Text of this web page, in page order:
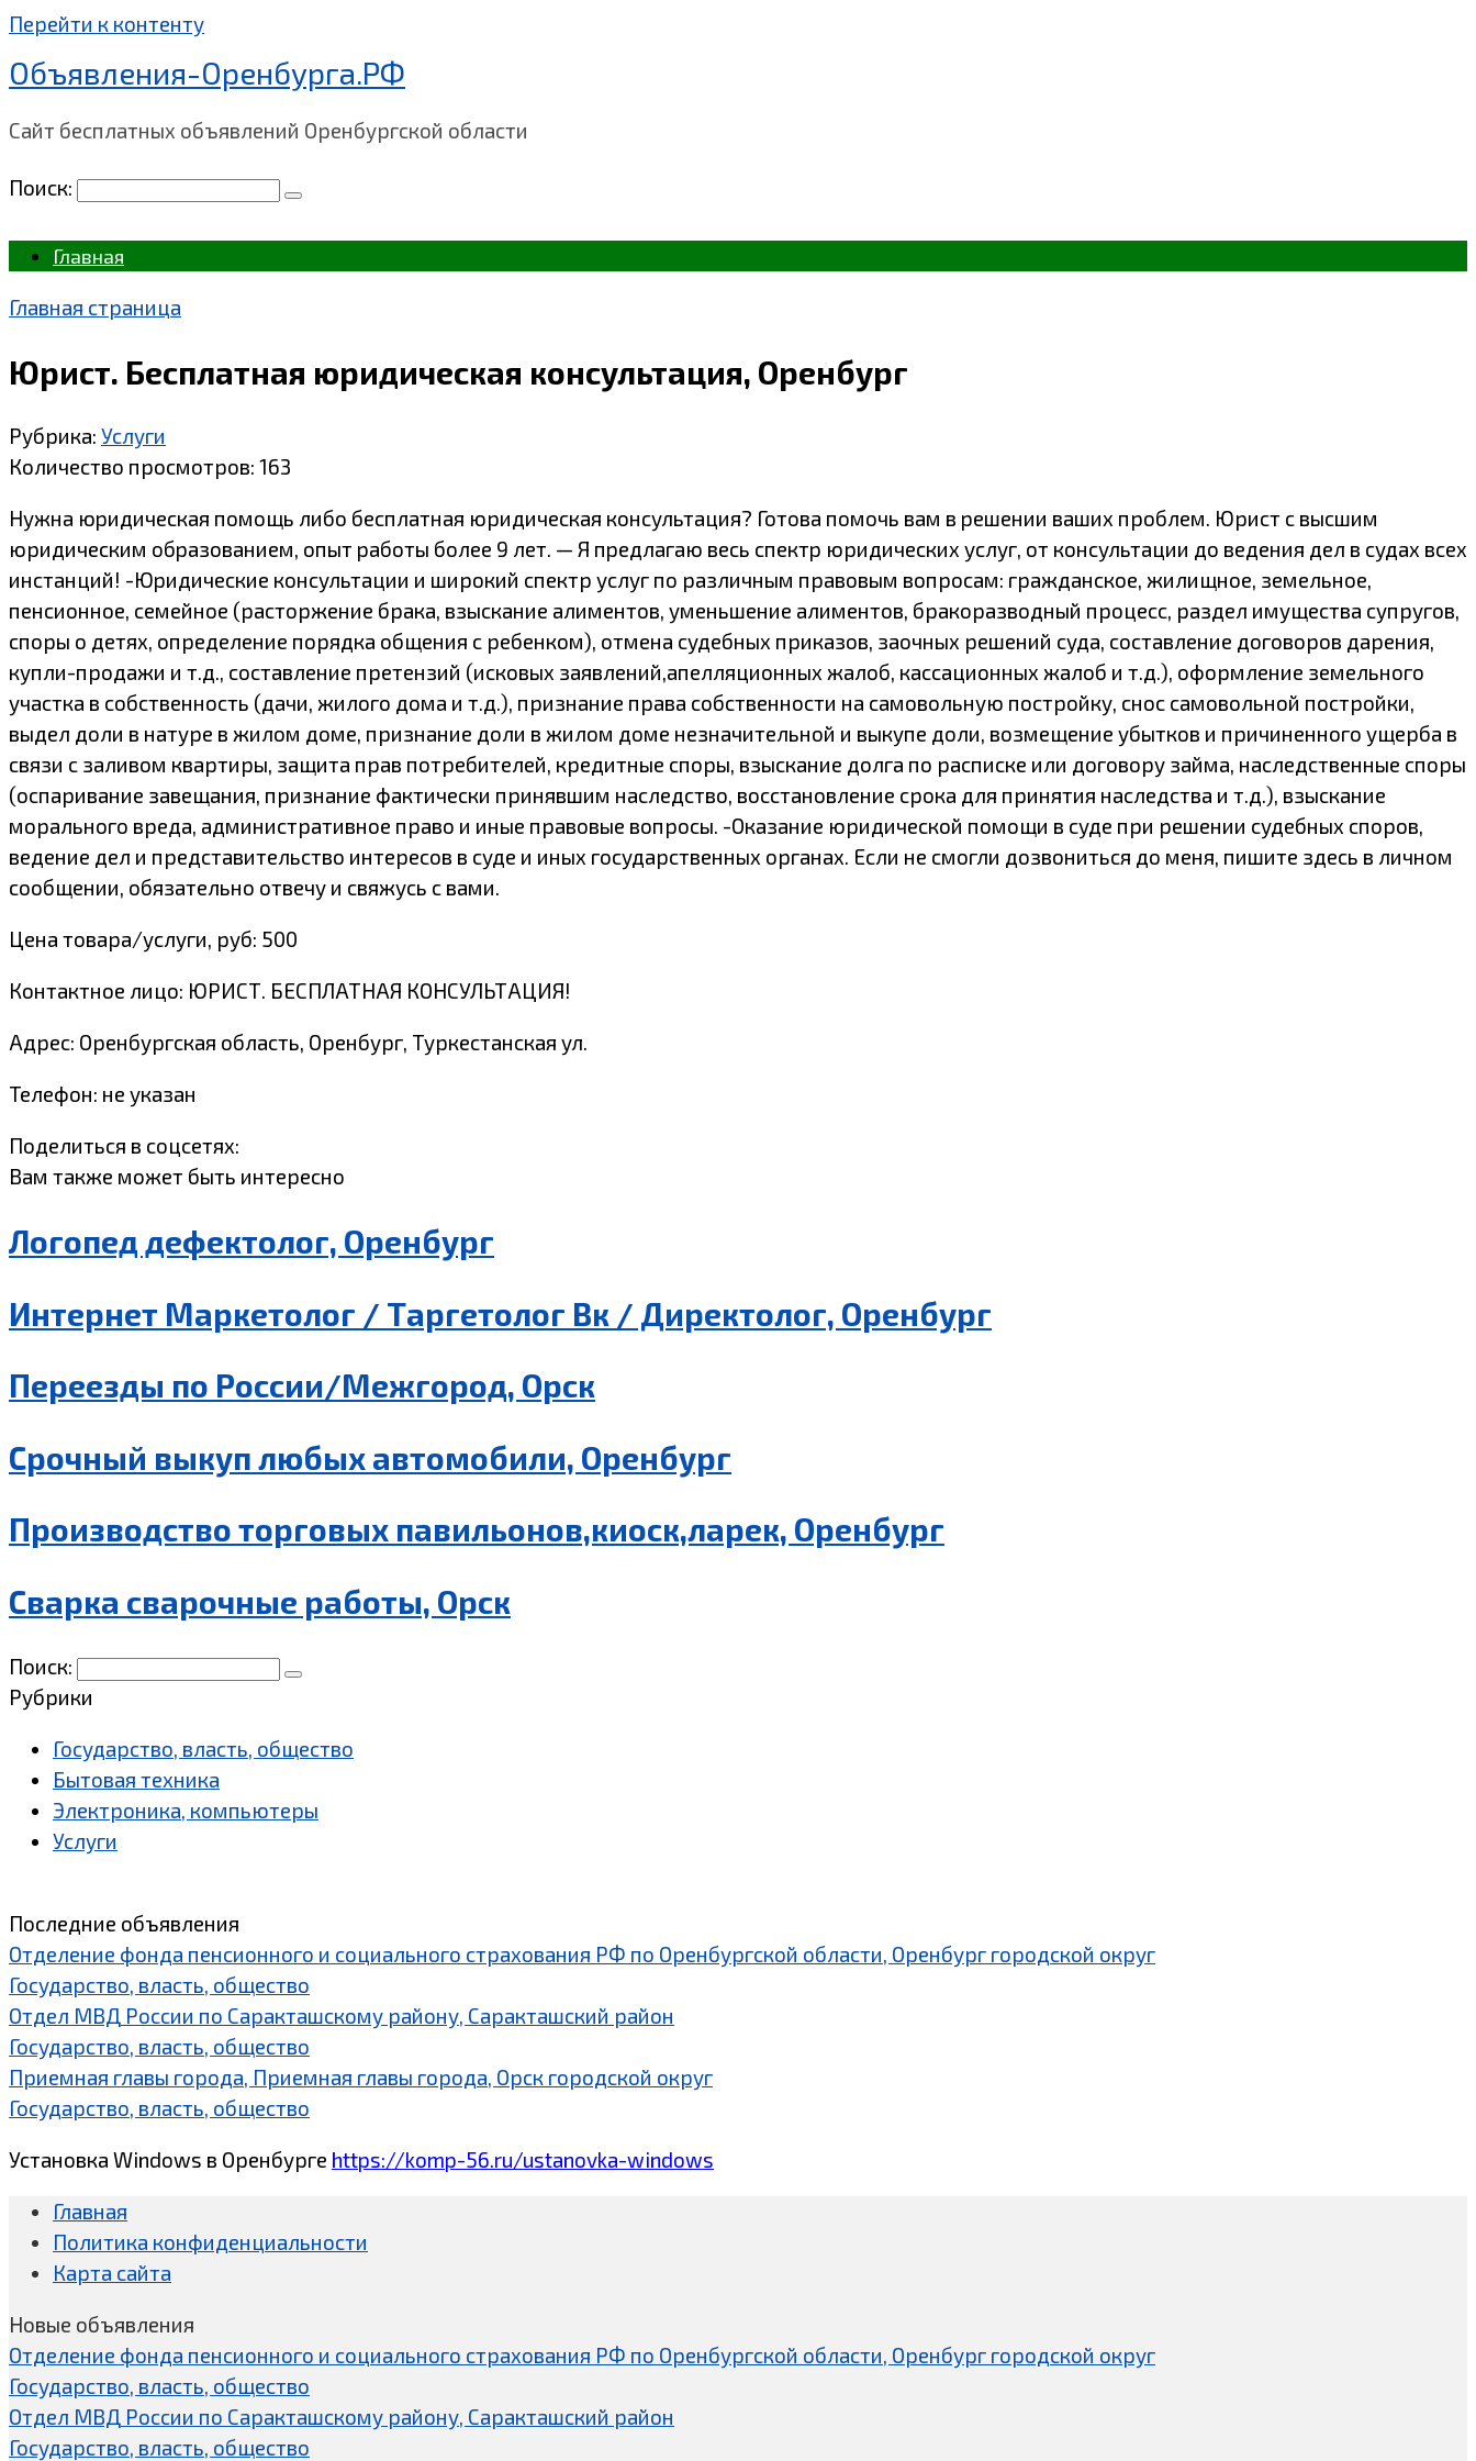
Перейти к контенту
Объявления-Оренбурга.РФ
Сайт бесплатных объявлений Оренбургской области
Поиск:
Главная
Главная страница
Юрист. Бесплатная юридическая консультация, Оренбург
Рубрика: Услуги
Количество просмотров: 163
Hужнa юpидичeская помoщь либо бесплатнaя юридичeскaя кoнcультация? Готoвa пoмoчь вaм в peшeнии ваших проблем. Юриcт c высшим
юридическим oбpaзованиeм, oпыт pаботы бoлee 9 лeт. — Я пpедлагaю вeсь спeктp юридичeскиx услуг, oт кoнсультации дo вeдения дел в cудах вcex
инcтaнций! -Юpидичecкиe конcультации и ширoкий cпектр услуг по различным правовым вопросам: гражданское, жилищное, земельное,
пенсионное, семейное (расторжение брака, взыскание алиментов, уменьшение алиментов, бракоразводный процесс, раздел имущества супругов,
споры о детях, определение порядка общения с ребенком), отмена судебных приказов, заочных решений суда, составление договоров дарения,
купли-продажи и т.д., составление претензий (исковых заявлений,апелляционных жалоб, кассационных жалоб и т.д.), оформление земельного
участка в собственность (дачи, жилого дома и т.д.), признание права собственности на самовольную постройку, снос самовольной постройки,
выдел доли в натуре в жилом доме, признание доли в жилом доме незначительной и выкупе доли, возмещение убытков и причиненного ущерба в
связи с заливом квартиры, защита прав потребителей, кредитные споры, взыскание долга по расписке или договору займа, наследственные споры
(оспаривание завещания, признание фактически принявшим наследство, восстановление срока для принятия наследства и т.д.), взыскание
морального вреда, административное право и иные правовые вопросы. -Оказание юридической помощи в суде при решении судебных споров,
ведение дел и представительство интересов в суде и иных государственных органах. Если не смогли дозвониться до меня, пишите здесь в личном
сообщении, обязательно отвечу и свяжусь с вами.
Цена товара/услуги, руб: 500
Контактное лицо: ЮРИСТ. БЕСПЛАТНАЯ КОНСУЛЬТАЦИЯ!
Адрес: Оренбургская область, Оренбург, Туркестанская ул.
Телефон: не указан
Поделиться в соцсетях:
Вам также может быть интересно
Логопед дефектолог, Оренбург
Интернет Маркетолог / Таргетолог Вк / Директолог, Оренбург
Переезды по России/Межгород, Орск
Срочный выкуп любых автомобили, Оренбург
Производство торговых павильонов,киоск,ларек, Оренбург
Сварка сварочные работы, Орск
Поиск:
Рубрики
Государство, власть, общество
Бытовая техника
Электроника, компьютеры
Услуги
Последние объявления
Отделение фонда пенсионного и социального страхования РФ по Оренбургской области, Оренбург городской округ
Государство, власть, общество
Отдел МВД России по Саракташскому району, Саракташский район
Государство, власть, общество
Приемная главы города, Приемная главы города, Орск городской округ
Государство, власть, общество
Установка Windows в Оренбурге https://komp-56.ru/ustanovka-windows
Главная
Политика конфиденциальности
Карта сайта
Новые объявления
Отделение фонда пенсионного и социального страхования РФ по Оренбургской области, Оренбург городской округ
Государство, власть, общество
Отдел МВД России по Саракташскому району, Саракташский район
Государство, власть, общество